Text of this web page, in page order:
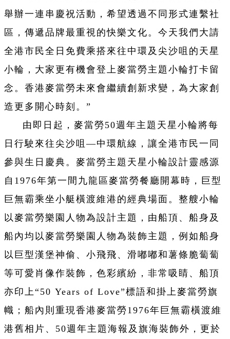
舉辦一連串慶祝活動，希望透過不同形式連繫社
區，傳遞品牌最重視的快樂文化。今天我們大請
全港市民全日免費乘搭來往中環及尖沙咀的天星
小輪，大家更有機會登上麥當勞主題小輪打卡留
念。香港麥當勞未來會繼續創新求變，為大家創
造更多開心時刻。”
由即日起，麥當勞50週年主題天星小輪將每
日行駛來往尖沙咀—中環航線，讓全港市民一同
參與生日慶典。麥當勞主題天星小輪設計靈感源
自1976年第一間九龍區麥當勞餐廳開幕時，巨型
巨無霸乘坐小艇橫渡維港的經典場面。整艘小輪
以麥當勞樂園人物為設計主題，由船頂、船身及
船內均以麥當勞樂園人物為裝飾主題，例如船身
以巨型漢堡神偷、小飛飛、滑嘟嘟和薯條脆蔔蔔
等可愛肖像作裝飾，色彩繽紛，非常吸睛、船頂
亦印上“50 Years of Love”標語和掛上麥當勞旗
幟；船內則重現香港麥當勞1976年巨無霸橫渡維
港舊相片、50週年主題海報及旗海裝飾外，更於